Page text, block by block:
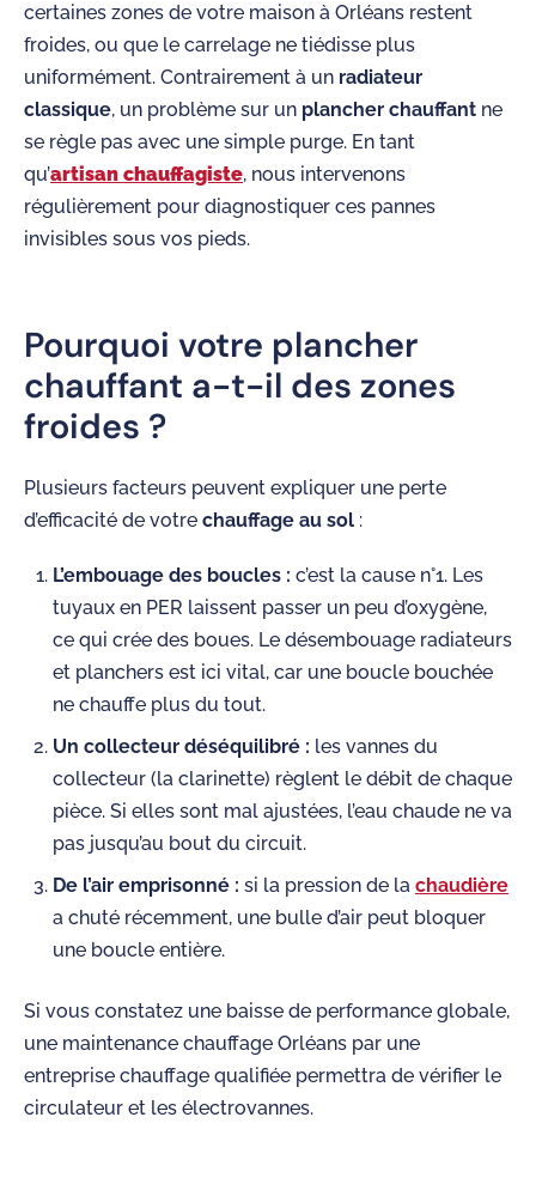
certaines zones de votre maison à Orléans restent
froides, ou que le carrelage ne tiédisse plus
uniformément. Contrairement à un radiateur
classique, un problème sur un plancher chauffant ne
se règle pas avec une simple purge. En tant
qu’artisan chauffagiste, nous intervenons
régulièrement pour diagnostiquer ces pannes
invisibles sous vos pieds.
Pourquoi votre plancher
chauffant a-t-il des zones
froides ?
Plusieurs facteurs peuvent expliquer une perte
d’efficacité de votre chauffage au sol :
L’embouage des boucles : c’est la cause n°1. Les
tuyaux en PER laissent passer un peu d’oxygène,
ce qui crée des boues. Le désembouage radiateurs
et planchers est ici vital, car une boucle bouchée
ne chauffe plus du tout.
Un collecteur déséquilibré : les vannes du
collecteur (la clarinette) règlent le débit de chaque
pièce. Si elles sont mal ajustées, l’eau chaude ne va
pas jusqu’au bout du circuit.
De l’air emprisonné : si la pression de la chaudière
a chuté récemment, une bulle d’air peut bloquer
une boucle entière.
Si vous constatez une baisse de performance globale,
une maintenance chauffage Orléans par une
entreprise chauffage qualifiée permettra de vérifier le
circulateur et les électrovannes.